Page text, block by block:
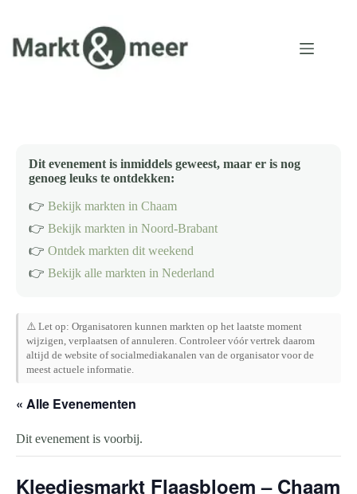
inhoud
Dit evenement is inmiddels geweest, maar er is nog
genoeg leuks te ontdekken:
👉 Bekijk markten in Chaam
👉 Bekijk markten in Noord-Brabant
👉 Ontdek markten dit weekend
👉 Bekijk alle markten in Nederland
⚠️ Let op: Organisatoren kunnen markten op het laatste moment
wijzigen, verplaatsen of annuleren. Controleer vóór vertrek daarom
altijd de website of socialmediakanalen van de organisator voor de
meest actuele informatie.
« Alle Evenementen
Dit evenement is voorbij.
Kleedjesmarkt Flaasbloem – Chaam